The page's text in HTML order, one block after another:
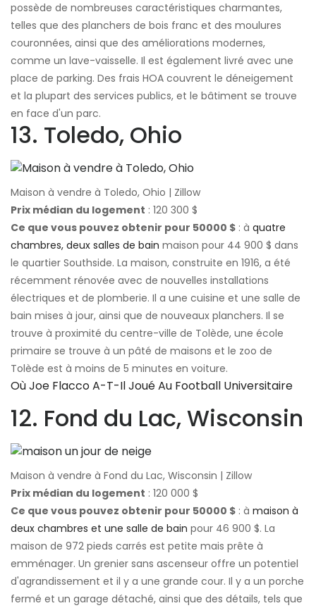
possède de nombreuses caractéristiques charmantes,
telles que des planchers de bois franc et des moulures
couronnées, ainsi que des améliorations modernes,
comme un lave-vaisselle. Il est également livré avec une
place de parking. Des frais HOA couvrent le déneigement
et la plupart des services publics, et le bâtiment se trouve
en face d'un parc.
13. Toledo, Ohio
Maison à vendre à Toledo, Ohio | Zillow
Prix ​​médian du logement : 120 300 $
Ce que vous pouvez obtenir pour 50000 $ : à quatre
chambres, deux salles de bain maison pour 44 900 $ dans
le quartier Southside. La maison, construite en 1916, a été
récemment rénovée avec de nouvelles installations
électriques et de plomberie. Il a une cuisine et une salle de
bain mises à jour, ainsi que de nouveaux planchers. Il se
trouve à proximité du centre-ville de Tolède, une école
primaire se trouve à un pâté de maisons et le zoo de
Tolède est à moins de 5 minutes en voiture.
Où Joe Flacco A-T-Il Joué Au Football Universitaire
12. Fond du Lac, Wisconsin
Maison à vendre à Fond du Lac, Wisconsin | Zillow
Prix ​​médian du logement : 120 000 $
Ce que vous pouvez obtenir pour 50000 $ : à maison à
deux chambres et une salle de bain pour 46 900 $. La
maison de 972 pieds carrés est petite mais prête à
emménager. Un grenier sans ascenseur offre un potentiel
d'agrandissement et il y a une grande cour. Il y a un porche
fermé et un garage détaché, ainsi que des détails, tels que